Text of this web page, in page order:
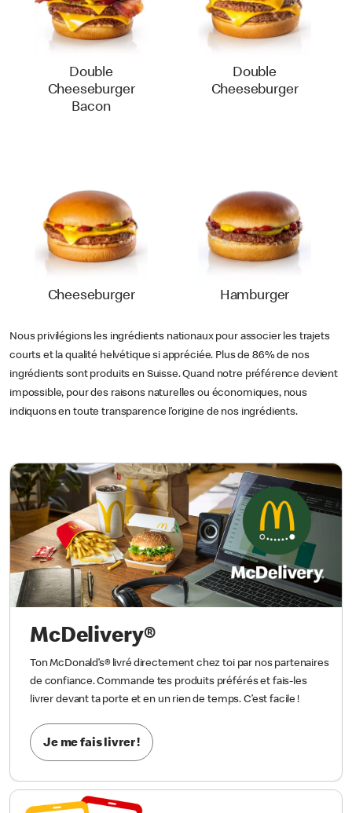
Double
Cheeseburger
Bacon
Double
Cheeseburger
Cheeseburger Hamburger
Nous privilégions les ingrédients nationaux pour associer les trajets
courts et la qualité helvétique si appréciée. Plus de 86% de nos
ingrédients sont produits en Suisse. Quand notre préférence devient
impossible, pour des raisons naturelles ou économiques, nous
indiquons en toute transparence l’origine de nos ingrédients.
McDelivery®
Ton McDonald’s® livré directement chez toi par nos partenaires
de confiance. Commande tes produits préférés et fais-les
livrer devant ta porte et en un rien de temps. C’est facile !
Je me fais livrer !